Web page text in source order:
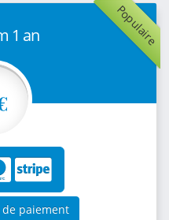
Populaire
1 an
de paiement